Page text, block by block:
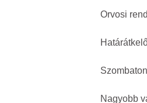
Orvosi
Nagyobb